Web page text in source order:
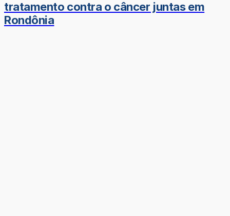
tratamento contra o câncer juntas em
Rondônia